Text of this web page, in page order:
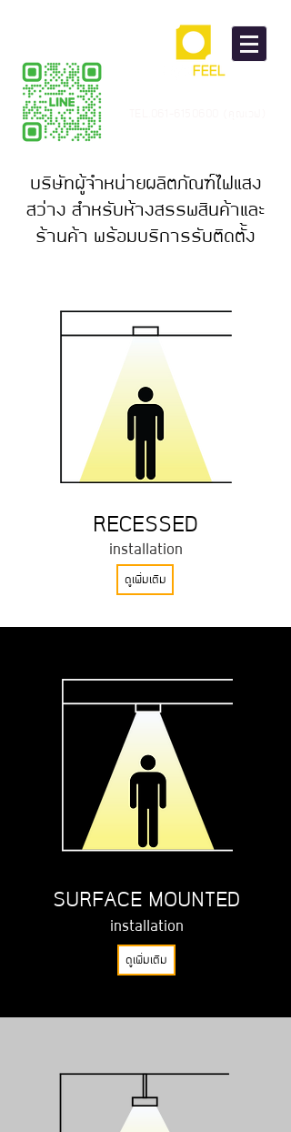
บริษัทผู้จำหน่ายผลิตภัณฑ์ไฟแสง
สว่าง สำหรับห้างสรรพสินค้าและ
ร้านค้า พร้อมบริการรับติดตั้ง
RECESSED
installation
ดูเพิ่มเติม
installation
SURFACE MOUNTED
ดูเพิ่มเติม